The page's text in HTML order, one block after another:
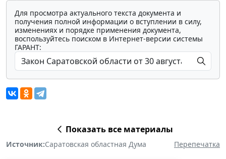
Для просмотра актуального текста документа и
получения полной информации о вступлении в силу,
изменениях и порядке применения документа,
воспользуйтесь поиском в Интернет-версии системы
ГАРАНТ:
Показать все материалы
Источник:Саратовская областная Дума Перепечатка